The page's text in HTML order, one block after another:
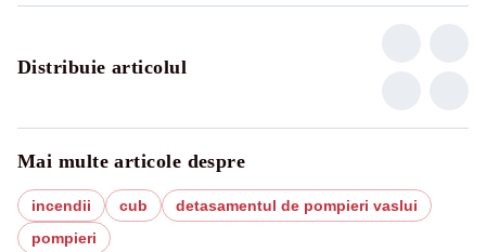
Distribuie articolul
Mai multe articole despre
incendii cub
detasamentul de pompieri vaslui
pompieri